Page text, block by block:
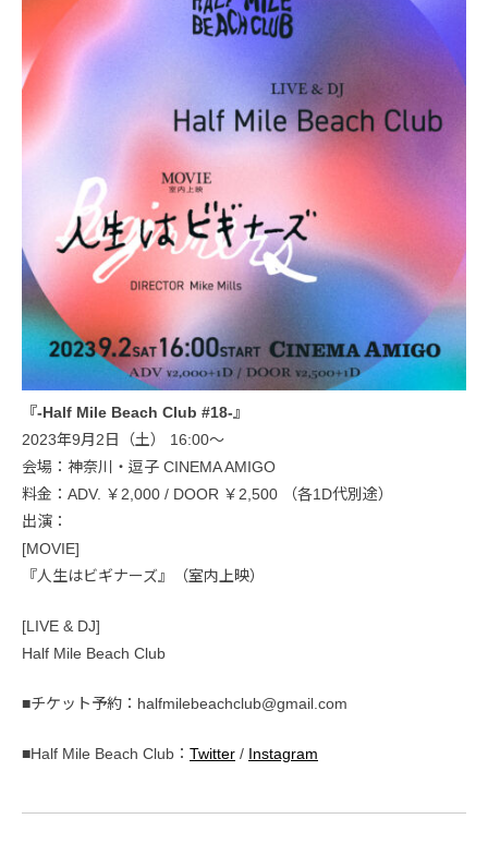
『-Half Mile Beach Club #18-』
2023年9月2日（土） 16:00〜
会場：神奈川・逗子 CINEMA AMIGO
料金：ADV. ￥2,000 / DOOR ￥2,500 （各1D代別途）
出演：
[MOVIE]
『人生はビギナーズ』（室内上映）
[LIVE & DJ]
Half Mile Beach Club
■チケット予約：halfmilebeachclub@gmail.com
■Half Mile Beach Club： Twitter / Instagram